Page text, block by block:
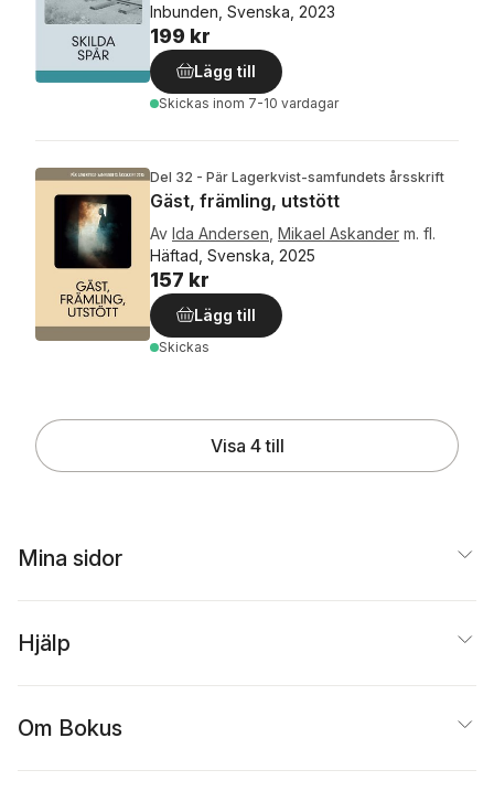
Inbunden, Svenska, 2023
199 kr
Lägg till
Skickas inom 7-10 vardagar
Del 32 - Pär Lagerkvist-samfundets årsskrift
Gäst, främling, utstött
Av Ida Andersen Mikael Askander m. fl.
Häftad, Svenska, 2025
157 kr
Lägg till
Skickas
Visa 4 till
Mina sidor
Hjälp
Om Bokus